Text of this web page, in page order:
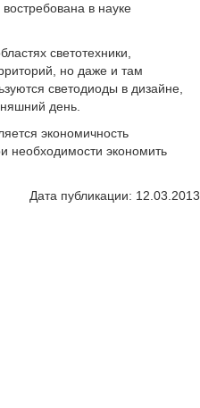
в науке
светотехники,
но даже и там
светодиоды в дизайне,
день.
экономичность
необходимости экономить
Дата публикации: 12.03.2013